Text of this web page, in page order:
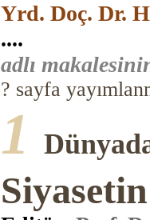
Yrd. Doç. Dr.
....
adlı
? sayfa
1